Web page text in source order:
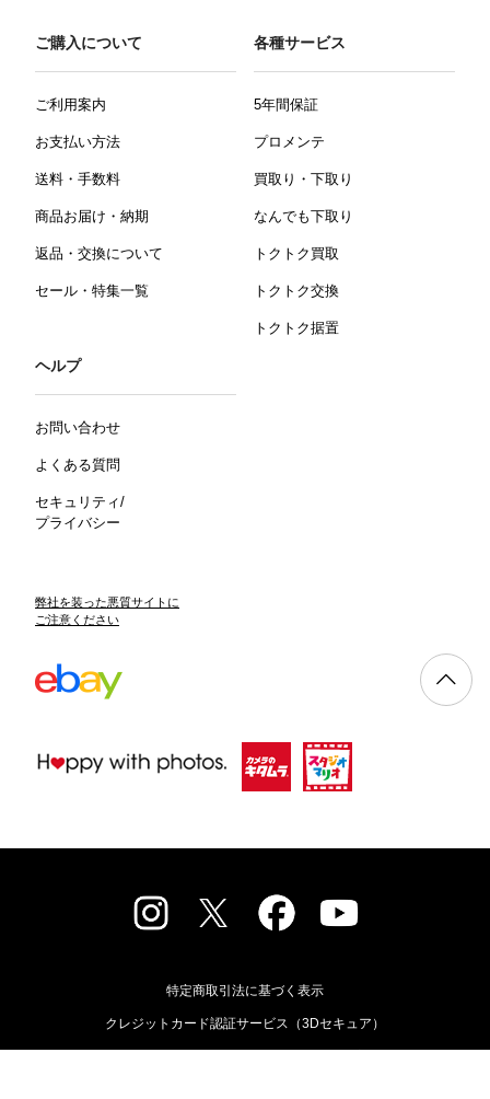
ご購入について
ご利用案内
お支払い方法
送料・手数料
商品お届け・納期
返品・交換について
セール・特集一覧
各種サービス
5年間保証
プロメンテ
買取り・下取り
なんでも下取り
トクトク買取
トクトク交換
トクトク据置
ヘルプ
お問い合わせ
よくある質問
セキュリティ/
プライバシー
弊社を装った悪質サイトに
ご注意ください
特定商取引法に基づく表示
クレジットカード認証サービス（3Dセキュア）